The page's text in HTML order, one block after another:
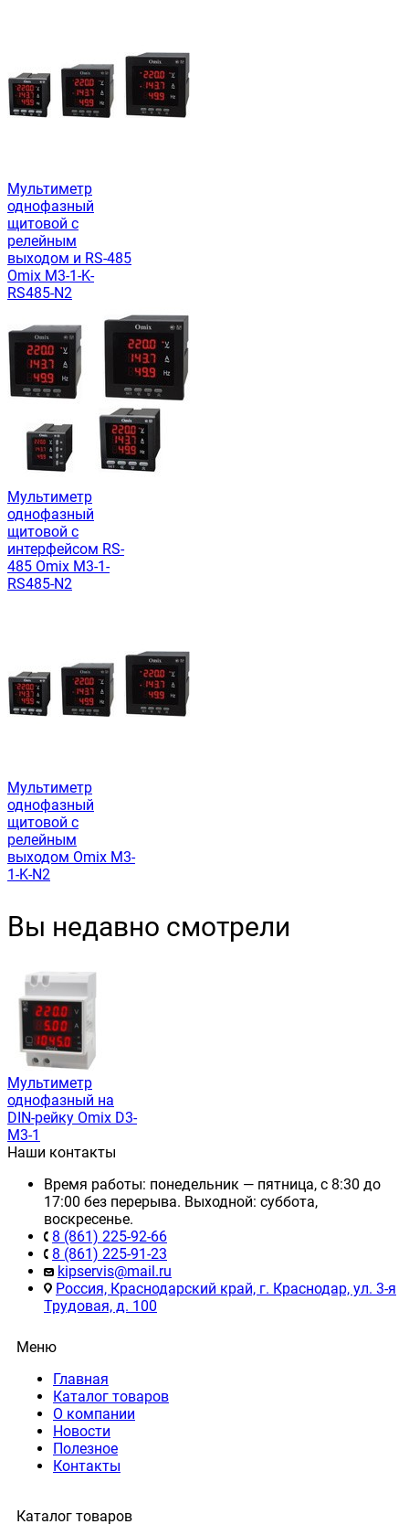
Мультиметр
однофазный
щитовой с
релейным
выходом и RS-485
Omix M3-1-K-
RS485-N2
Мультиметр
однофазный
щитовой c
интерфейсом RS-
485 Omix M3-1-
RS485-N2
Мультиметр
однофазный
щитовой с
релейным
выходом Omix M3-
1-K-N2
Вы недавно смотрели
Мультиметр
однофазный на
DIN-рейку Omix D3-
M3-1
Наши контакты
Время работы: понедельник — пятница, с 8:30 до
17:00 без перерыва. Выходной: суббота,
воскресенье.
8 (861) 225-92-66
8 (861) 225-91-23
kipservis@mail.ru
Россия, Краснодарский край, г. Краснодар, ул. 3-я
Трудовая, д. 100
Меню
Главная
Каталог товаров
О компании
Новости
Полезное
Контакты
Каталог товаров